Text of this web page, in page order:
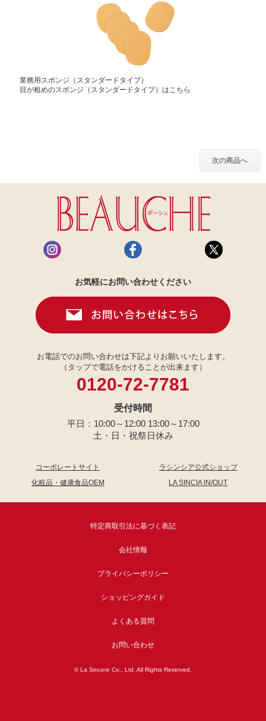
業務用スポンジ（スタンダードタイプ）
目が粗めのスポンジ（スタンダードタイプ）はこちら
次の商品へ
お気軽にお問い合わせください
お電話でのお問い合わせは下記よりお願いいたします。
（タップで電話をかけることが出来ます）
0120-72-7781
受付時間
平日：10:00～12:00 13:00～17:00
土・日・祝祭日休み
コーポレートサイト
ラシンシア公式ショップ
化粧品・健康食品OEM
LA SINCIA IN/OUT
特定商取引法に基づく表記
会社情報
プライバシーポリシー
ショッピングガイド
よくある質問
お問い合わせ
© La Sincere Co., Ltd. All Rights Reserved.